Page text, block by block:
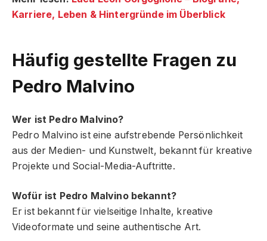
Karriere, Leben & Hintergründe im Überblick
Häufig gestellte Fragen zu
Pedro Malvino
Wer ist Pedro Malvino?
Pedro Malvino ist eine aufstrebende Persönlichkeit
aus der Medien- und Kunstwelt, bekannt für kreative
Projekte und Social-Media-Auftritte.
Wofür ist Pedro Malvino bekannt?
Er ist bekannt für vielseitige Inhalte, kreative
Videoformate und seine authentische Art.